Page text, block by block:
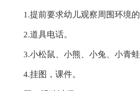
1.提前要求幼儿观察周围环境的
2.道具电话。
3.小松鼠、小熊、小兔、小青
4.挂图，课件。